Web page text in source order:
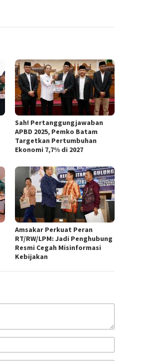
Sah! Pertanggungjawaban
APBD 2025, Pemko Batam
Targetkan Pertumbuhan
Ekonomi 7,7% di 2027
Amsakar Perkuat Peran
RT/RW/LPM: Jadi Penghubung
Resmi Cegah Misinformasi
Kebijakan